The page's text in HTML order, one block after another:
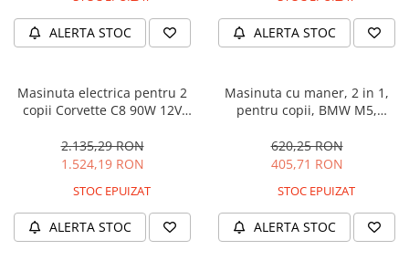
ALERTA STOC ALERTA STOC
Masinuta electrica pentru 2
copii Corvette C8 90W 12V
2.135,29 RON
1.524,19 RON
STOC EPUIZAT
ALERTA STOC
Masinuta cu maner, 2 in 1,
pentru copii, BMW M5,
620,25 RON
405,71 RON
STOC EPUIZAT
ALERTA STOC